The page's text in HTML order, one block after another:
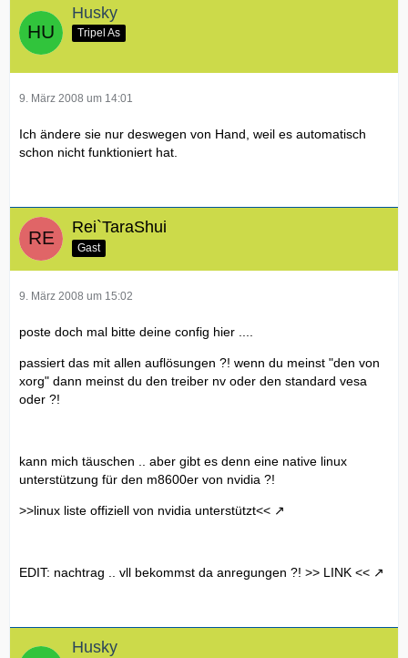
Husky
Tripel As
9. März 2008 um 14:01
Ich ändere sie nur deswegen von Hand, weil es automatisch
schon nicht funktioniert hat.
Rei`TaraShui
Gast
9. März 2008 um 15:02
poste doch mal bitte deine config hier ....
passiert das mit allen auflösungen ?! wenn du meinst "den von
xorg" dann meinst du den treiber nv oder den standard vesa
oder ?!
kann mich täuschen .. aber gibt es denn eine native linux
unterstützung für den m8600er von nvidia ?!
>>linux liste offiziell von nvidia unterstützt<<
EDIT: nachtrag .. vll bekommst da anregungen ?! >> LINK <<
Husky